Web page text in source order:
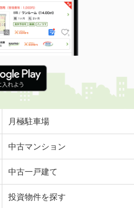
月極駐車場
中古マンション
中古一戸建て
投資物件を探す